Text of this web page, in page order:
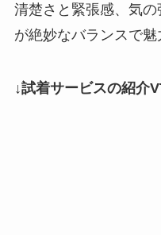
清楚さと緊張感、気の
が絶妙なバランスで魅
↓試着サービスの紹介